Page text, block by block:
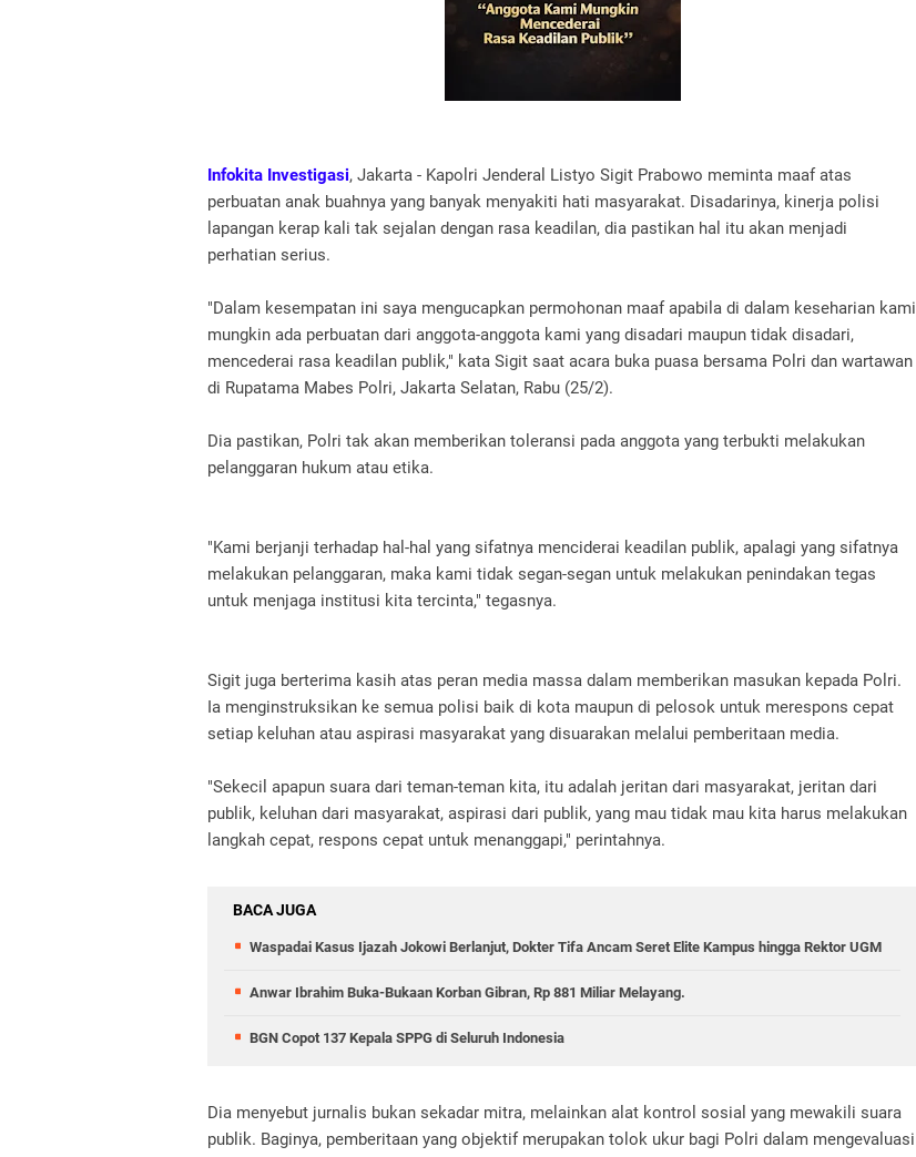
Infokita Investigasi, Jakarta - Kapolri Jenderal Listyo Sigit Prabowo meminta maaf atas
perbuatan anak buahnya yang banyak menyakiti hati masyarakat. Disadarinya, kinerja polisi
lapangan kerap kali tak sejalan dengan rasa keadilan, dia pastikan hal itu akan menjadi
perhatian serius.
"Dalam kesempatan ini saya mengucapkan permohonan maaf apabila di dalam keseharian kami
mungkin ada perbuatan dari anggota-anggota kami yang disadari maupun tidak disadari,
mencederai rasa keadilan publik," kata Sigit saat acara buka puasa bersama Polri dan wartawan
di Rupatama Mabes Polri, Jakarta Selatan, Rabu (25/2).
Dia pastikan, Polri tak akan memberikan toleransi pada anggota yang terbukti melakukan
pelanggaran hukum atau etika.
"Kami berjanji terhadap hal-hal yang sifatnya menciderai keadilan publik, apalagi yang sifatnya
melakukan pelanggaran, maka kami tidak segan-segan untuk melakukan penindakan tegas
untuk menjaga institusi kita tercinta," tegasnya.
Sigit juga berterima kasih atas peran media massa dalam memberikan masukan kepada Polri.
Ia menginstruksikan ke semua polisi baik di kota maupun di pelosok untuk merespons cepat
setiap keluhan atau aspirasi masyarakat yang disuarakan melalui pemberitaan media.
"Sekecil apapun suara dari teman-teman kita, itu adalah jeritan dari masyarakat, jeritan dari
publik, keluhan dari masyarakat, aspirasi dari publik, yang mau tidak mau kita harus melakukan
langkah cepat, respons cepat untuk menanggapi," perintahnya.
BACA JUGA
Waspadai Kasus Ijazah Jokowi Berlanjut, Dokter Tifa Ancam Seret Elite Kampus hingga Rektor UGM
Anwar Ibrahim Buka-Bukaan Korban Gibran, Rp 881 Miliar Melayang.
BGN Copot 137 Kepala SPPG di Seluruh Indonesia
Dia menyebut jurnalis bukan sekadar mitra, melainkan alat kontrol sosial yang mewakili suara
publik. Baginya, pemberitaan yang objektif merupakan tolok ukur bagi Polri dalam mengevaluasi